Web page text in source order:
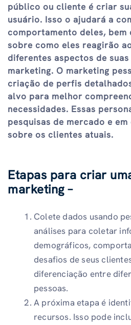
público ou cliente é criar
usuário. Isso o ajudará a
comportamento deles, bem
sobre como eles reagirão
diferentes aspectos de
marketing. O marketing
criação de perfis
alvo para melhor
necessidades. Essas
pesquisas de mercado e
sobre os clientes atuais.
Etapas para criar
marketing –
Colete dados usando
análises para coletar
demográficos,
desafios de seus
diferenciação entre
pessoas.
A próxima etapa é
recursos. Isso pode